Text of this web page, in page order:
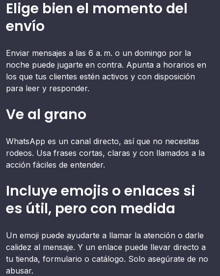
Elige bien el momento del
envío
Enviar mensajes a las 6 a. m. o un domingo por la
noche puede jugarte en contra. Apunta a horarios en
los que tus clientes estén activos y con disposición
para leer y responder.
Ve al grano
WhatsApp es un canal directo, así que no necesitas
rodeos. Usa frases cortas, claras y con llamados a la
acción fáciles de entender.
Incluye emojis o enlaces si
es útil, pero con medida
Un emoji puede ayudarte a llamar la atención o darle
calidez al mensaje. Y un enlace puede llevar directo a
tu tienda, formulario o catálogo. Solo asegúrate de no
abusar.